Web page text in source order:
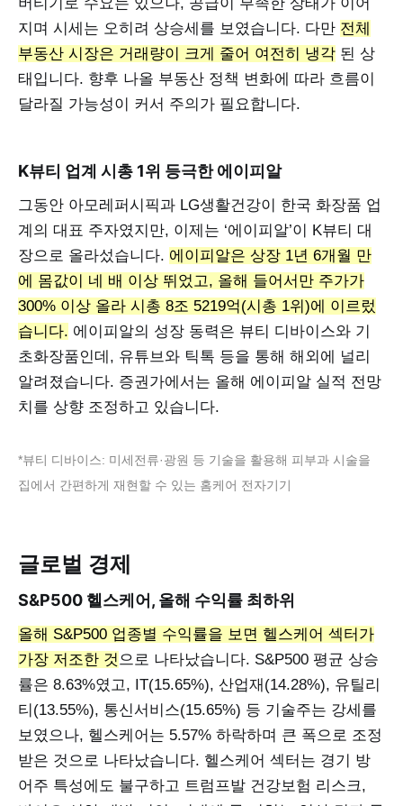
지며 시세는 오히려 상승세를 보였습니다. 다만 전체
부동산 시장은 거래량이 크게 줄어 여전히 냉각 된 상
태입니다. 향후 나올 부동산 정책 변화에 따라 흐름이
달라질 가능성이 커서 주의가 필요합니다.
K뷰티 업계 시총 1위 등극한 에이피알
그동안 아모레퍼시픽과 LG생활건강이 한국 화장품 업
계의 대표 주자였지만, 이제는 ‘에이피알’이 K뷰티 대
장으로 올라섰습니다. 에이피알은 상장 1년 6개월 만
에 몸값이 네 배 이상 뛰었고, 올해 들어서만 주가가
300% 이상 올라 시총 8조 5219억(시총 1위)에 이르렀
습니다. 에이피알의 성장 동력은 뷰티 디바이스와 기
초화장품인데, 유튜브와 틱톡 등을 통해 해외에 널리
알려졌습니다. 증권가에서는 올해 에이피알 실적 전망
치를 상향 조정하고 있습니다.
*뷰티 디바이스: 미세전류·광원 등 기술을 활용해 피부과 시술을
집에서 간편하게 재현할 수 있는 홈케어 전자기기
글로벌 경제
S&P500 헬스케어, 올해 수익률 최하위
올해 S&P500 업종별 수익률을 보면 헬스케어 섹터가
가장 저조한 것으로 나타났습니다. S&P500 평균 상승
률은 8.63%였고, IT(15.65%), 산업재(14.28%), 유틸리
티(13.55%), 통신서비스(15.65%) 등 기술주는 강세를
보였으나, 헬스케어는 5.57% 하락하며 큰 폭으로 조정
받은 것으로 나타났습니다. 헬스케어 섹터는 경기 방
어주 특성에도 불구하고 트럼프발 건강보험 리스크,